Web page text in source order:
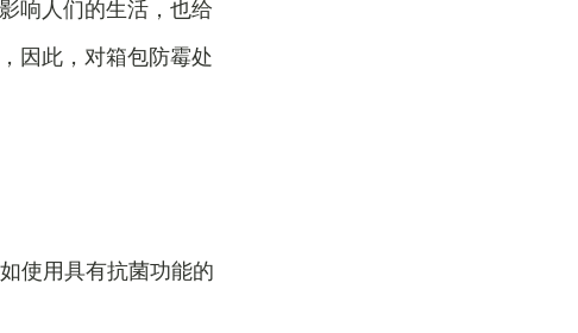
响人们的生活，也给
因此，对箱包防霉处
使用具有抗菌功能的